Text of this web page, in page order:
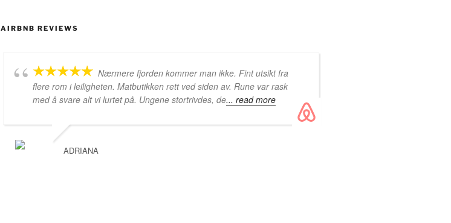
AIRBNB REVIEWS
Nærmere fjorden kommer man ikke. Fint utsikt fra
flere rom i leiligheten. Matbutikken rett ved siden av. Rune var rask
med å svare alt vi lurtet på. Ungene stortrivdes, de... read more
ADRIANA